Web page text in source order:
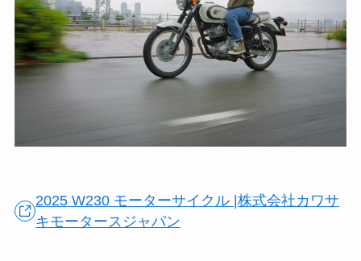
2025 W230 モーターサイクル |株式会社カワサ
キモータースジャパン